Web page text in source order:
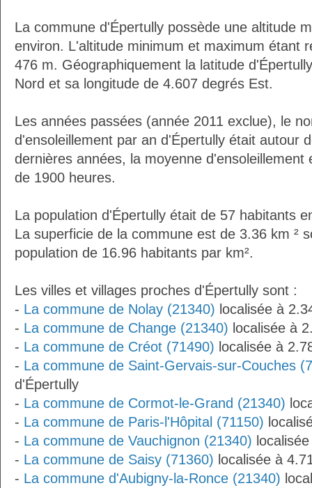
La commune d'Épertully possède une altitude
environ. L'altitude minimum et maximum étant
476 m. Géographiquement la latitude
Nord et sa longitude de 4.607 degrés Est.
Les années passées (année 2011 exclue), le
d'ensoleillement par an d'Épertully était autour
dernières années, la moyenne d'ensoleillement
de 1900 heures.
La population d'Épertully était de 57 habitants
La superficie de la commune est de 3.36 km ²
population de 16.96 habitants par km².
Les villes et villages proches d'Épertully sont :
- La commune de Nolay (21340) localisée à
- La commune de Change (21340) localisée à
- La commune de Créot (71490) localisée à
- La commune de Saint-Gervais-sur-Couches
d'Épertully
- La commune de Cormot-le-Grand (21340)
- La commune de Paris-l'Hôpital (71150)
- La commune de Vauchignon (21340)
- La commune de Saisy (71360) localisée à
- La commune d'Aubigny-la-Ronce (21340)